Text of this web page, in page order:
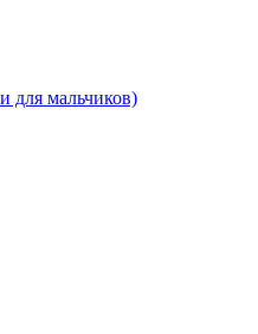
для мальчиков)